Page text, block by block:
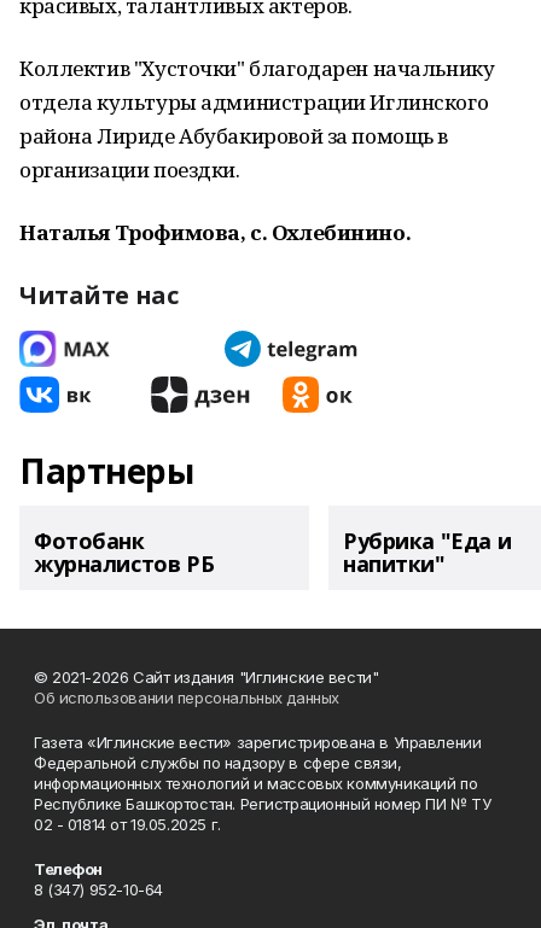
Коллектив "Хусточки" благодарен начальнику
отдела культуры администрации Иглинского
района Лириде Абубакировой за помощь в
организации поездки.
Наталья Трофимова, с. Охлебинино.
Читайте нас
Партнеры
Фотобанк
журналистов РБ
Рубрика "Еда и
напитки"
© 2021-2026 Сайт издания "Иглинские вести"
Об использовании персональных данных
Газета «Иглинские вести» зарегистрирована в Управлении
Федеральной службы по надзору в сфере связи,
информационных технологий и массовых коммуникаций по
Республике Башкортостан. Регистрационный номер ПИ № ТУ
02 - 01814 от 19.05.2025 г.
Телефон
8 (347) 952-10-64